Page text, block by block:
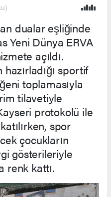
dualar eşliğinde
Yeni Dünya ERVA
açıldı.
sportif
toplamasıyla
tilavetiyle
protokolü ile
spor
çocukların
gösterileriyle
renk kattı.